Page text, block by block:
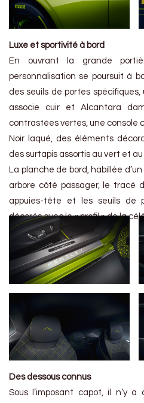
Luxe et sportivité à bord
En ouvrant la grande
personnalisation se poursuit à
des seuils de portes
associe cuir et Alcantara
contrastées vertes, une console
Noir laqué, des éléments
des surtapis assortis au vert et au
La planche de bord, habillée
arbore côté passager, le tracé
appuies-tête et les seuils de
décorés avec le « profil » de la
Des dessous connus
Sous l’imposant capot, il n’y